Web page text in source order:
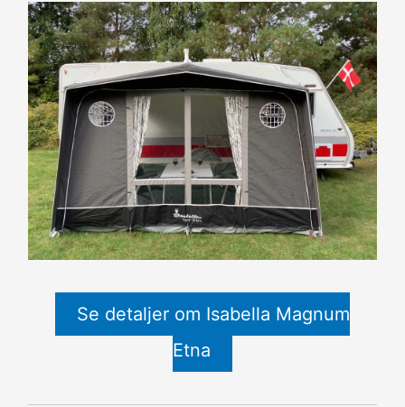
Se detaljer om Isabella Magnum
Etna